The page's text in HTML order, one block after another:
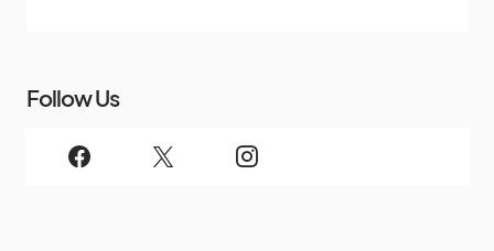
Follow Us